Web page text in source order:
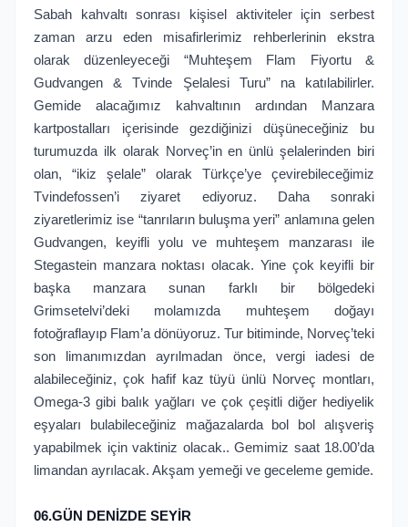
Sabah kahvaltı sonrası kişisel aktiviteler için serbest
zaman arzu eden misafirlerimiz rehberlerinin ekstra
olarak düzenleyeceği “Muhteşem Flam Fiyortu &
Gudvangen & Tvinde Şelalesi Turu” na katılabilirler.
Gemide alacağımız kahvaltının ardından Manzara
kartpostalları içerisinde gezdiğinizi düşüneceğiniz bu
turumuzda ilk olarak Norveç’in en ünlü şelalerinden biri
olan, “ikiz şelale” olarak Türkçe’ye çevirebileceğimiz
Tvindefossen’i ziyaret ediyoruz. Daha sonraki
ziyaretlerimiz ise “tanrıların buluşma yeri” anlamına gelen
Gudvangen, keyifli yolu ve muhteşem manzarası ile
Stegastein manzara noktası olacak. Yine çok keyifli bir
başka manzara sunan farklı bir bölgedeki
Grimsetelvi’deki molamızda muhteşem doğayı
fotoğraflayıp Flam’a dönüyoruz. Tur bitiminde, Norveç’teki
son limanımızdan ayrılmadan önce, vergi iadesi de
alabileceğiniz, çok hafif kaz tüyü ünlü Norveç montları,
Omega-3 gibi balık yağları ve çok çeşitli diğer hediyelik
eşyaları bulabileceğiniz mağazalarda bol bol alışveriş
yapabilmek için vaktiniz olacak.. Gemimiz saat 18.00’da
limandan ayrılacak. Akşam yemeği ve geceleme gemide.
06.GÜN DENİZDE SEYİR